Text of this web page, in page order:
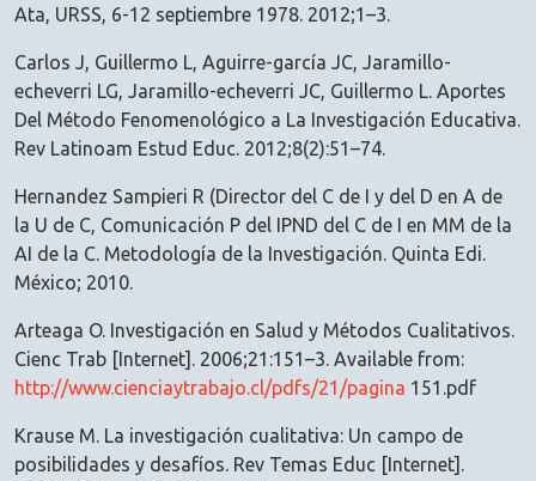
Ata, URSS, 6-12 septiembre 1978. 2012;1–3.
Carlos J, Guillermo L, Aguirre-garcía JC, Jaramillo-
echeverri LG, Jaramillo-echeverri JC, Guillermo L. Aportes
Del Método Fenomenológico a La Investigación Educativa.
Rev Latinoam Estud Educ. 2012;8(2):51–74.
Hernandez Sampieri R (Director del C de I y del D en A de
la U de C, Comunicación P del IPND del C de I en MM de la
AI de la C. Metodología de la Investigación. Quinta Edi.
México; 2010.
Arteaga O. Investigación en Salud y Métodos Cualitativos.
Cienc Trab [Internet]. 2006;21:151–3. Available from:
http://www.cienciaytrabajo.cl/pdfs/21/pagina 151.pdf
Krause M. La investigación cualitativa: Un campo de
posibilidades y desafíos. Rev Temas Educ [Internet].